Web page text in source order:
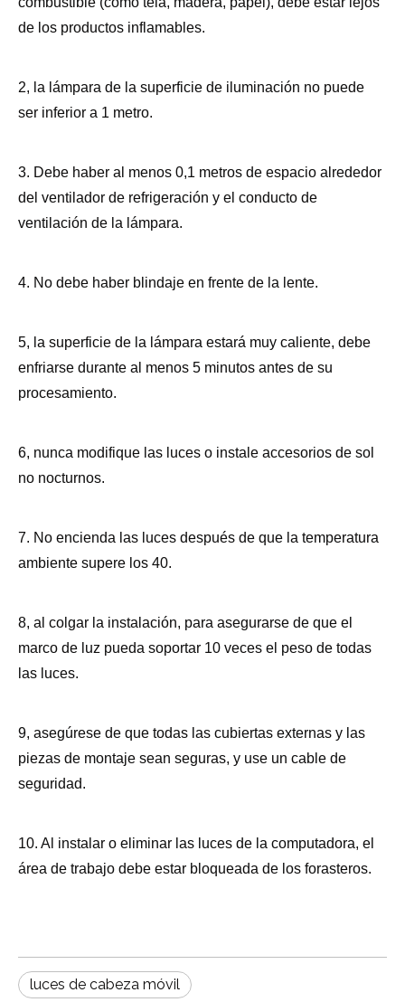
de los productos inflamables.
2, la lámpara de la superficie de iluminación no puede
ser inferior a 1 metro.
3. Debe haber al menos 0,1 metros de espacio alrededor
del ventilador de refrigeración y el conducto de
ventilación de la lámpara.
4. No debe haber blindaje en frente de la lente.
5, la superficie de la lámpara estará muy caliente, debe
enfriarse durante al menos 5 minutos antes de su
procesamiento.
6, nunca modifique las luces o instale accesorios de sol
no nocturnos.
7. No encienda las luces después de que la temperatura
ambiente supere los 40.
8, al colgar la instalación, para asegurarse de que el
marco de luz pueda soportar 10 veces el peso de todas
las luces.
9, asegúrese de que todas las cubiertas externas y las
piezas de montaje sean seguras, y use un cable de
seguridad.
10. Al instalar o eliminar las luces de la computadora, el
área de trabajo debe estar bloqueada de los forasteros.
luces de cabeza móvil